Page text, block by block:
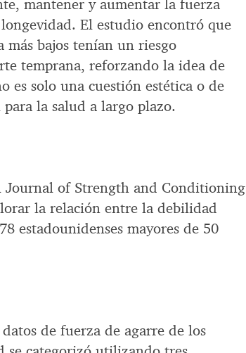
mantener y aumentar la fuerza
El estudio encontró que
más bajos tenían un riesgo
temprana, reforzando la idea de
es solo una cuestión estética o de
la salud a largo plazo.
of Strength and Conditioning
la relación entre la debilidad
estadounidenses mayores de 50
de fuerza de agarre de los